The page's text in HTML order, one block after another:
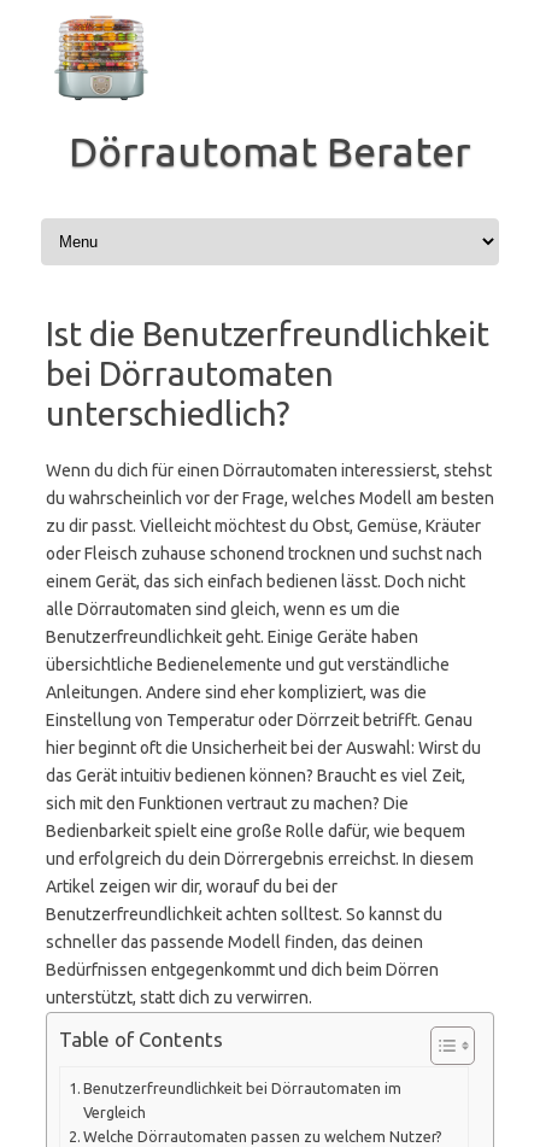
Inhalt
springen
Dörrautomat Berater
Ist die Benutzerfreundlichkeit
bei Dörrautomaten
unterschiedlich?
Wenn du dich für einen Dörrautomaten interessierst, stehst
du wahrscheinlich vor der Frage, welches Modell am besten
zu dir passt. Vielleicht möchtest du Obst, Gemüse, Kräuter
oder Fleisch zuhause schonend trocknen und suchst nach
einem Gerät, das sich einfach bedienen lässt. Doch nicht
alle Dörrautomaten sind gleich, wenn es um die
Benutzerfreundlichkeit geht. Einige Geräte haben
übersichtliche Bedienelemente und gut verständliche
Anleitungen. Andere sind eher kompliziert, was die
Einstellung von Temperatur oder Dörrzeit betrifft. Genau
hier beginnt oft die Unsicherheit bei der Auswahl: Wirst du
das Gerät intuitiv bedienen können? Braucht es viel Zeit,
sich mit den Funktionen vertraut zu machen? Die
Bedienbarkeit spielt eine große Rolle dafür, wie bequem
und erfolgreich du dein Dörrergebnis erreichst. In diesem
Artikel zeigen wir dir, worauf du bei der
Benutzerfreundlichkeit achten solltest. So kannst du
schneller das passende Modell finden, das deinen
Bedürfnissen entgegenkommt und dich beim Dörren
unterstützt, statt dich zu verwirren.
Table of Contents
Benutzerfreundlichkeit bei Dörrautomaten im
Vergleich
Welche Dörrautomaten passen zu welchem Nutzer?